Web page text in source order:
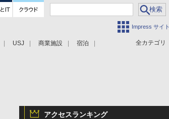
Impress サイト
全カテゴリ
USJ 商業施設 宿泊
アクセスランキング